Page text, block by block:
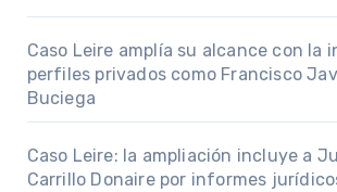
Caso Leire amplía su alcance con la
perfiles privados como Francisco
Buciega
Caso Leire: la ampliación incluye a
Carrillo Donaire por informes